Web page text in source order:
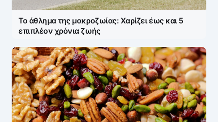
Save my name and e-mail in this browser for the
next time I comment.
Το άθλημα της μακροζωίας: Χαρίζει έως και 5
επιπλέον χρόνια ζωής